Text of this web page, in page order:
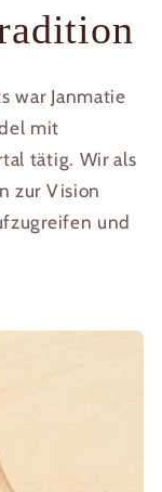
war Janmatie
mit
tätig. Wir als
zur Vision
und